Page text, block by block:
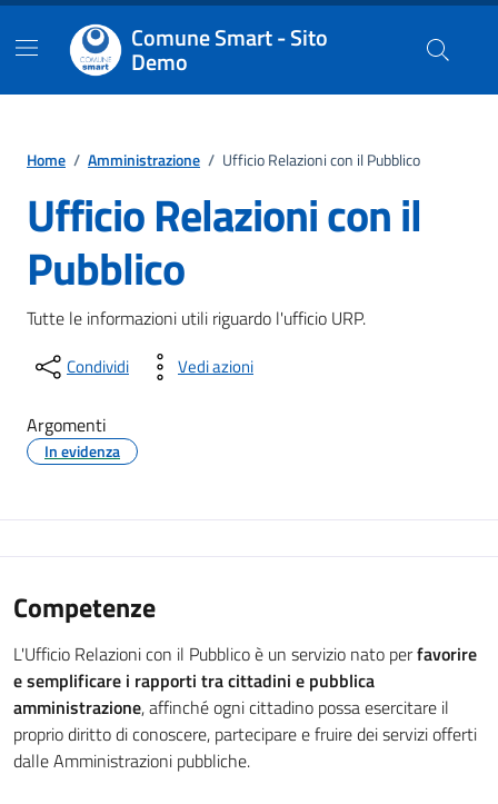
Comune Smart - Sito
Demo
Home / Amministrazione / Ufficio Relazioni con il Pubblico
Ufficio Relazioni con il
Pubblico
Tutte le informazioni utili riguardo l'ufficio URP.
Condividi Vedi azioni
Argomenti
In evidenza
Competenze
L'Ufficio Relazioni con il Pubblico è un servizio nato perfavorire
e semplificare i rapporti tra cittadini e pubblica
amministrazione, affinché ogni cittadino possa esercitare il
proprio diritto di conoscere, partecipare e fruire dei servizi offerti
dalle Amministrazioni pubbliche.